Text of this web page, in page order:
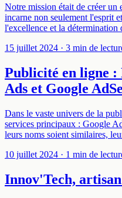
Notre mission était de créer un
incarne non seulement l'esprit
l'excellence et la
15 juillet 2024 · 3 min de
Publicité en ligne
Ads et Google
Dans le vaste univers de la
services principaux : Google
leurs noms soient similaires,
10 juillet 2024 · 1 min de
Innov'Tech,